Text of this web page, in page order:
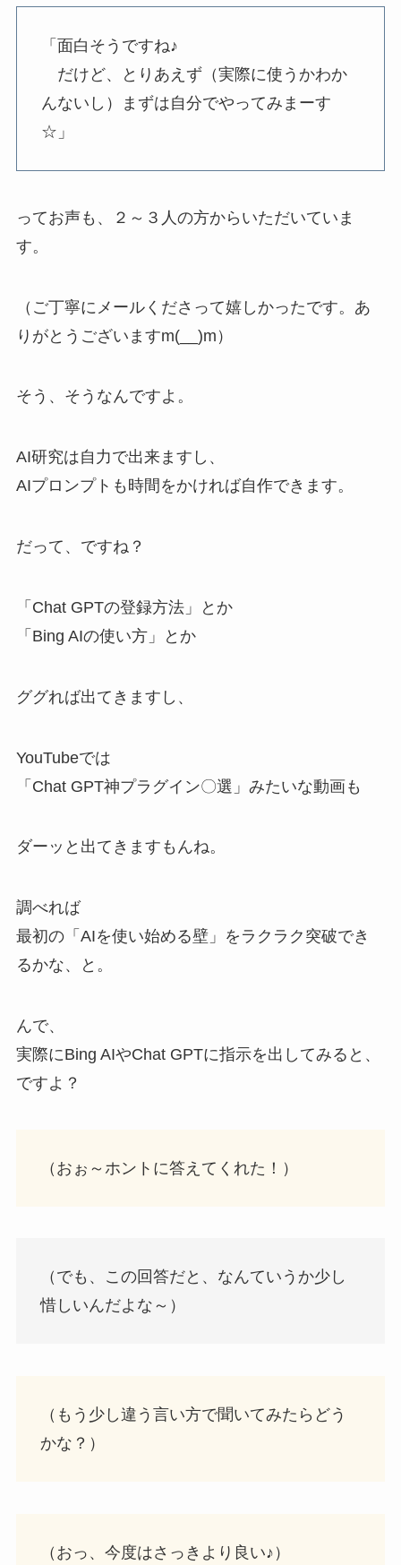
「面白そうですね♪
だけど、とりあえず（実際に使うかわか
んないし）まずは自分でやってみまーす
☆」
ってお声も、２～３人の方からいただいていま
す。
（ご丁寧にメールくださって嬉しかったです。あ
りがとうございますm(__)m）
そう、そうなんですよ。
AI研究は自力で出来ますし、
AIプロンプトも時間をかければ自作できます。
だって、ですね？
「Chat GPTの登録方法」とか
「Bing AIの使い方」とか
ググれば出てきますし、
YouTubeでは
「Chat GPT神プラグイン〇選」みたいな動画も
ダーッと出てきますもんね。
調べれば
最初の「AIを使い始める壁」をラクラク突破でき
るかな、と。
んで、
実際にBing AIやChat GPTに指示を出してみると、
ですよ？
（おぉ～ホントに答えてくれた！）
（でも、この回答だと、なんていうか少し
惜しいんだよな～）
（もう少し違う言い方で聞いてみたらどう
かな？）
（おっ、今度はさっきより良い♪）